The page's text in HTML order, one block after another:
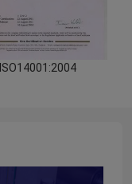
ISO14001:2004